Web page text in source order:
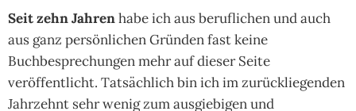
Seit zehn Jahrenhabe ich aus beruflichen und auch
aus ganz persönlichen Gründen fast keine
Buchbesprechungen mehr auf dieser Seite
veröffentlicht. Tatsächlich bin ich im zurückliegenden
Jahrzehnt sehr wenig zum ausgiebigen und